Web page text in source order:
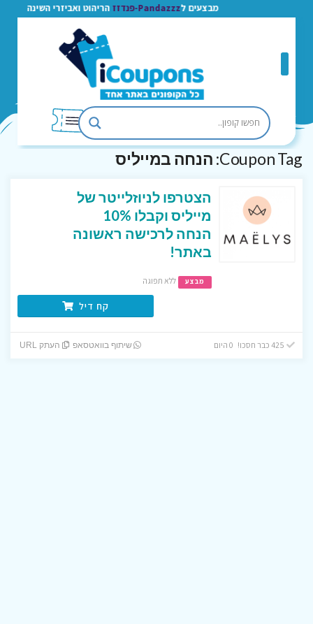
מבצעים לPandazzz-פנדזז הריהוט ואביזרי השינה
Coupon Tag: הנחה במייליס
הצטרפו לניוזלייטר של
מייליס וקבלו 10%
הנחה לרכישה ראשונה
באתר!
מבצע ללא תפוגה
קח דיל
שיתוף בוואטסאפ העתק URL